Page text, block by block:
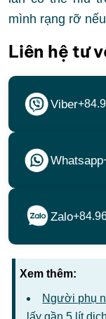
mình rạng rỡ
Liên hệ tư
Viber
Whatsapp
Zalo
Xem thêm:
Người phụ
lấy gần 5 lít